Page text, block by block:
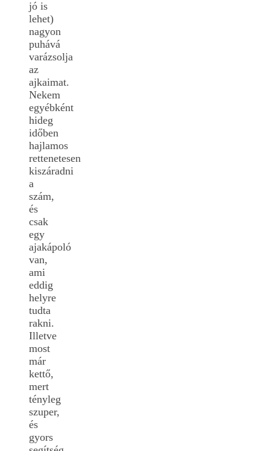
jó is
lehet)
nagyon
puhává
varázsolja
az
ajkaimat.
Nekem
egyébként
hideg
időben
hajlamos
rettenetesen
kiszáradni
a
szám,
és
csak
egy
ajakápoló
van,
ami
eddig
helyre
tudta
rakni.
Illetve
most
már
kettő,
mert
tényleg
szuper,
és
gyors